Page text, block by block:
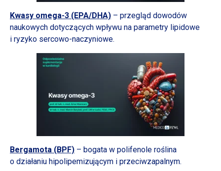
Kwasy omega-3 (EPA/DHA) – przegląd dowodów
naukowych dotyczących wpływu na parametry lipidowe
i ryzyko sercowo-naczyniowe.
Bergamota (BPF) – bogata w polifenole roślina
o działaniu hipolipemizującym i przeciwzapalnym.